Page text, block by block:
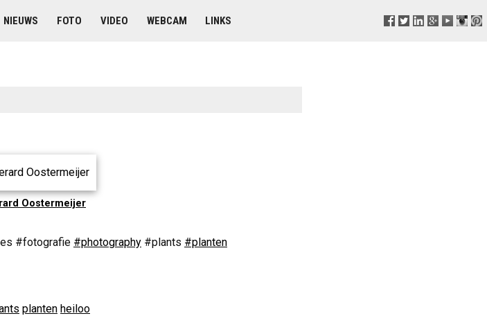
NIEUWS FOTO VIDEO WEBCAM LINKS
Oostermeijer
#fotografie #photography #plants #planten
planten heiloo